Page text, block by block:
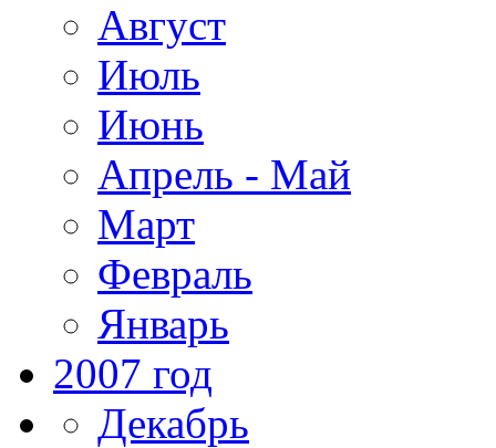
Август
Июль
Июнь
Апрель - Май
Март
Февраль
Январь
2007 год
Декабрь